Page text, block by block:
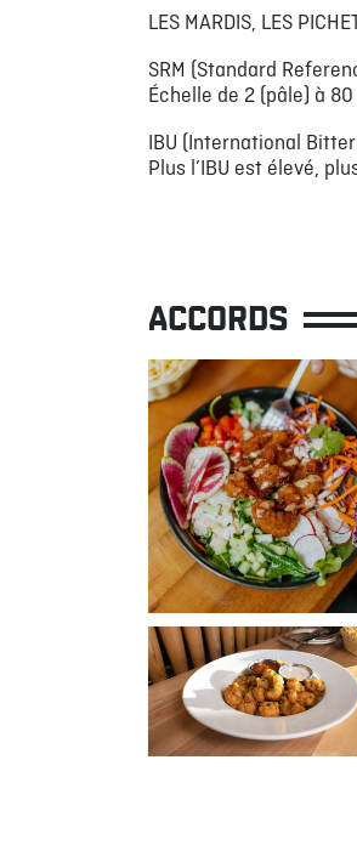
LES MARDIS, LES
SRM (Standard
Échelle de 2 (pâle) à
IBU (International
Plus l’IBU est élevé,
ACCORDS